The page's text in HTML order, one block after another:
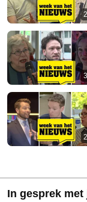
In gesprek met